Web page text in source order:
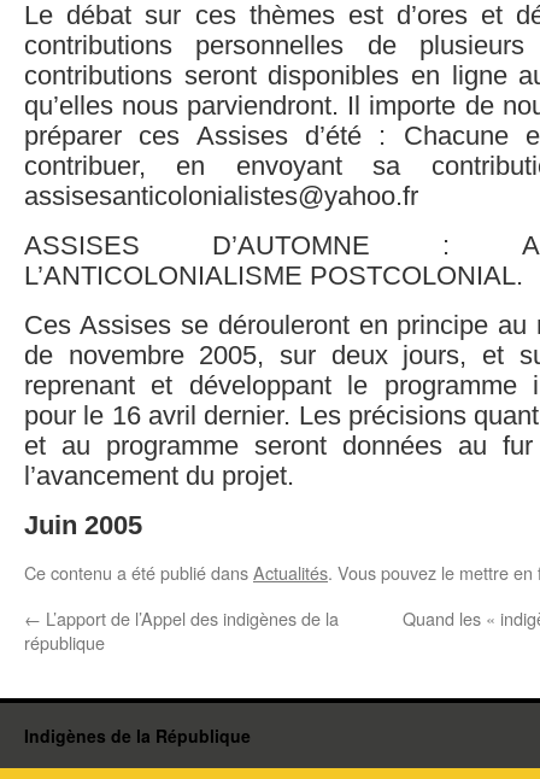
Le débat sur ces thèmes est d’ores et
contributions personnelles de
contributions seront disponibles en ligne
qu’elles nous parviendront. Il importe de
préparer ces Assises d’été : Chacune
contribuer, en envoyant sa
assisesanticolonialistes@yahoo.fr
ASSISES D’AUTOMNE :
L’ANTICOLONIALISME POSTCOLONIAL.
Ces Assises se dérouleront en principe au
de novembre 2005, sur deux jours, et
reprenant et développant le programme
pour le 16 avril dernier. Les précisions
et au programme seront données au
l’avancement du projet.
Juin 2005
Ce contenu a été publié dansActualités. Vous pouvez le mettre
← L’apport de l’Appel des indigènes de la
république
Quand les «
Indigènes de la République